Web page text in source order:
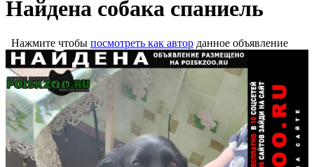
Найдена собака спаниель
Нажмите чтобы посмотреть как автор данное объявление